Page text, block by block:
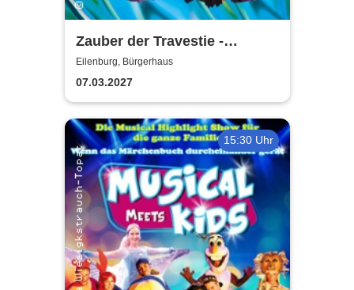
Zauber der Travestie -
Fräulein Luise und ihr
Ensemble - das Original
Eilenburg, Bürgerhaus
07.03.2027
15:30 Uhr